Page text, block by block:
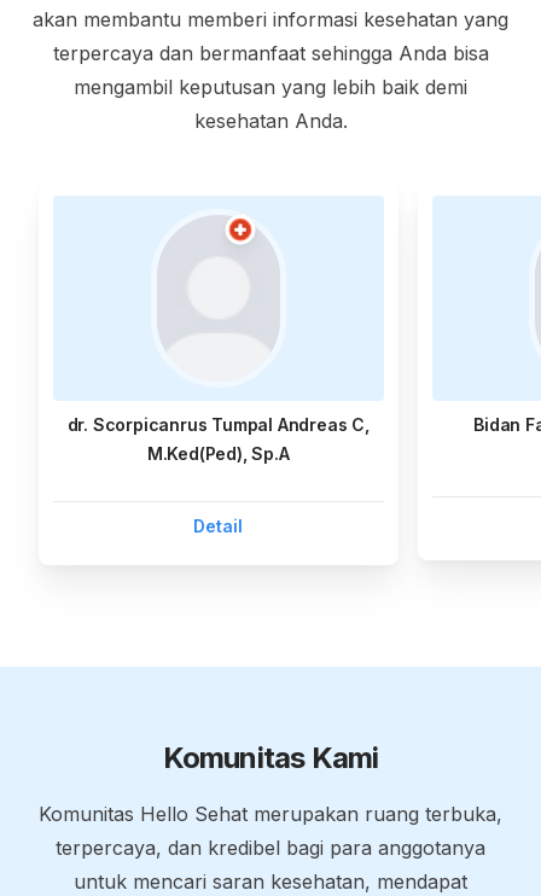
akan membantu memberi informasi kesehatan yang
terpercaya dan bermanfaat sehingga Anda bisa
mengambil keputusan yang lebih baik demi
kesehatan Anda.
dr. Scorpicanrus Tumpal Andreas C,
M.Ked(Ped), Sp.A
Detail
Bidan
Komunitas Kami
Komunitas Hello Sehat merupakan ruang terbuka,
terpercaya, dan kredibel bagi para anggotanya
untuk mencari saran kesehatan, mendapat